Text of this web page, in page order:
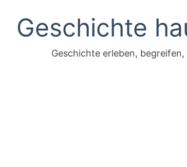
Geschichte
Geschichte erleben, begreifen,